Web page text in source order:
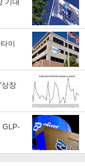
기대
이
상장
GLP-